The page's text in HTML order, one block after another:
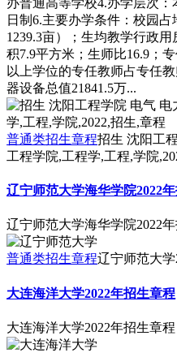
日制6.主要办学条件：校园
1239.3亩）；生均教学行政
积7.9平方米；生师比16.9；
以上学位的专任教师占专任
器设备总值21841.5万...
普通类招生章程招生 沈阳工
工程学院,工程学,工程,学院
辽宁师范大学海华学院2022
辽宁师范大学海华学院2022
普通类招生章程辽宁师范大学
大连海洋大学2022年招生章程
大连海洋大学2022年招生章程